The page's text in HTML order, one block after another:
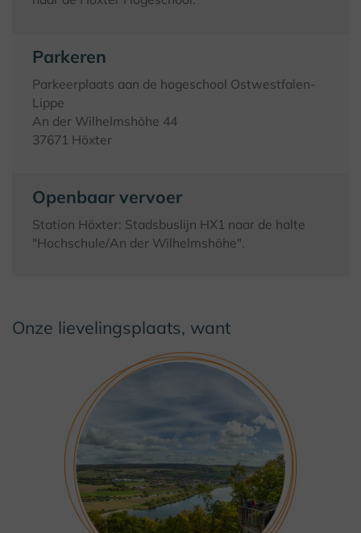
Parkeren
Parkeerplaats aan de hogeschool Ostwestfalen-
Lippe
An der Wilhelmshöhe 44
37671 Höxter
Openbaar vervoer
Station Höxter: Stadsbuslijn HX1 naar de halte
"Hochschule/An der Wilhelmshöhe".
Onze lievelingsplaats, want